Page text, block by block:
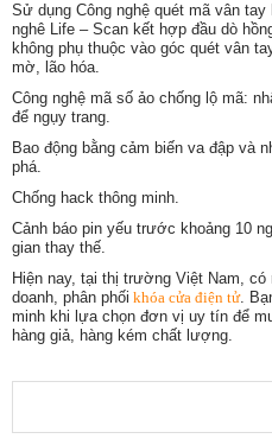
Sử dụng Công nghệ quét mã vân
nghê Life – Scan kết hợp đầu dò
không phụ thuộc vào góc quét vân
mờ, lão hóa.
Công nghệ mã số ảo chống lộ mã:
để ngụy trang.
Bao động bằng cảm biến va đập và
phá.
Chống hack thông minh.
Cảnh báo pin yếu trước khoảng 10
gian thay thế.
Hiện nay, tại thị trường Việt Nam,
doanh, phân phối khóa cửa điện tử.
minh khi lựa chọn đơn vị uy tín để
hàng giả, hàng kém chất lượng.